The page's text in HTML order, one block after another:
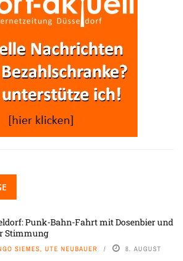
Punk-Bahn-Fahrt mit Dosenbier und
Stimmung
SIEMES, UTE NEUBAUER 8. AUGUST